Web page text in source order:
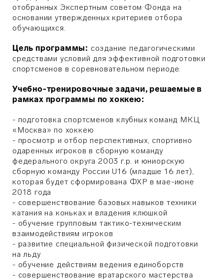
отобранных Экспертным советом Фонда на
основании утвержденных критериев отбора
обучающихся.
Цель программы: создание педагогическими
средствами условий для эффективной подготовки
спортсменов в соревновательном периоде.
Учебно-тренировочные задачи, решаемые в
рамках программы по хоккею:
- подготовка спортсменов клубных команд МКЦ
«Москва» по хоккею
- просмотр и отбор перспективных, спортивно
одаренных игроков в сборную команду
федерального округа 2003 г.р. и юниорскую
сборную команду России U16 (младше 16 лет),
которая будет сформирована ФХР в мае-июне
2018 года
- совершенствование базовых навыков техники
катания на коньках и владения клюшкой
- обучение групповым тактико-техническим
взаимодействиям игроков
- развитие специальной физической подготовки
на льду
- обучение действиям ведения единоборств
- совершенствование вратарского мастерства